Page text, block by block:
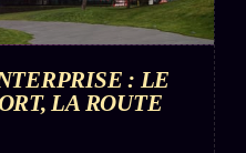
: LE
LA ROUTE